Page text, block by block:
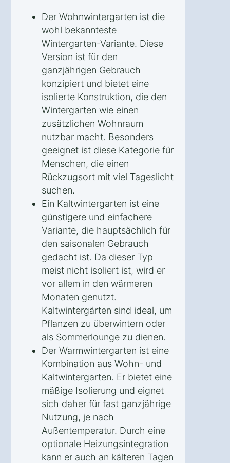
Der Wohnwintergarten ist die
wohl bekannteste
Wintergarten-Variante. Diese
Version ist für den
ganzjährigen Gebrauch
konzipiert und bietet eine
isolierte Konstruktion, die den
Wintergarten wie einen
zusätzlichen Wohnraum
nutzbar macht. Besonders
geeignet ist diese Kategorie für
Menschen, die einen
Rückzugsort mit viel Tageslicht
suchen.
Ein Kaltwintergarten ist eine
günstigere und einfachere
Variante, die hauptsächlich für
den saisonalen Gebrauch
gedacht ist. Da dieser Typ
meist nicht isoliert ist, wird er
vor allem in den wärmeren
Monaten genutzt.
Kaltwintergärten sind ideal, um
Pflanzen zu überwintern oder
als Sommerlounge zu dienen.
Der Warmwintergarten ist eine
Kombination aus Wohn- und
Kaltwintergarten. Er bietet eine
mäßige Isolierung und eignet
sich daher für fast ganzjährige
Nutzung, je nach
Außentemperatur. Durch eine
optionale Heizungsintegration
kann er auch an kälteren Tagen